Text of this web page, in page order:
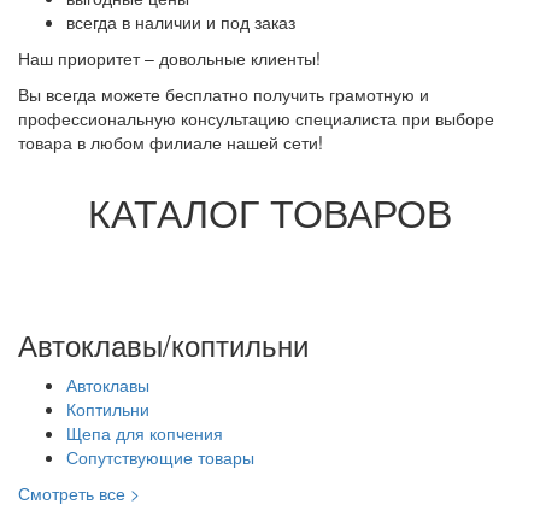
всегда в наличии и под заказ
Наш приоритет – довольные клиенты!
Вы всегда можете бесплатно получить грамотную и
профессиональную консультацию специалиста при выборе
товара в любом филиале нашей сети!
КАТАЛОГ ТОВАРОВ
Автоклавы/коптильни
Автоклавы
Коптильни
Щепа для копчения
Сопутствующие товары
Смотреть все >